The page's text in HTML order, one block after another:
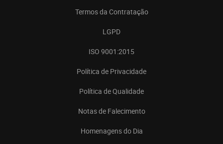
Termos da Contratação
LGPD
ISO 9001:2015
Política de Privacidade
Política de Qualidade
Notas de Falecimento
Homenagens do Dia